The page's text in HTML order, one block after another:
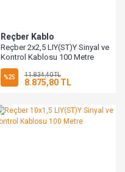
Reçber Kablo
Reçber 2x2,5 LIY(ST)Y Sinyal ve
Kontrol Kablosu 100 Metre
%25 11.834,40 TL
8.875,80 TL